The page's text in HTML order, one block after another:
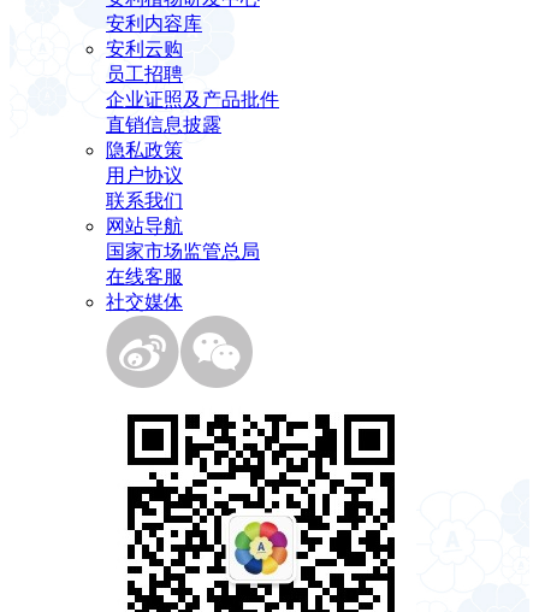
安利内容库
安利云购
员工招聘
企业证照及产品批件
直销信息披露
隐私政策
用户协议
联系我们
网站导航
国家市场监管总局
在线客服
社交媒体